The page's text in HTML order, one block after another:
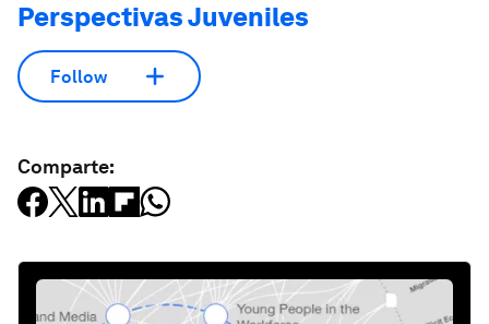
Perspectivas Juveniles
Follow
Comparte: